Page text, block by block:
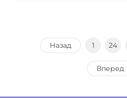
Назад 1 24
Вперед